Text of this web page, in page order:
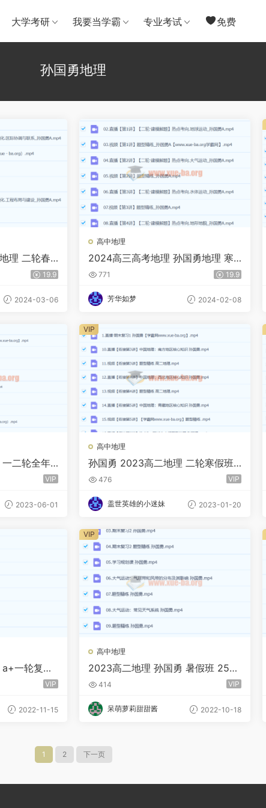
大学考研 我要当学霸 专业考试 免费
孙国勇地理
理 二轮春
19.9
2024-03-06
高中地理
2024高三高考地理 孙国勇地理 寒
假班 百度云网盘下载
771 19.9
芳华如梦 2024-02-08
二轮全年
云网盘下载
VIP
2023-06-01
高中地理
孙国勇 2023高二地理 二轮寒假班
百度云网盘下载
476 VIP
盖世英雄的小迷妹 2023-01-20
VIP
一轮复习
VIP
2022-11-15
高中地理
2023高二地理 孙国勇 暑假班 25讲
完结414 VIP
呆萌萝莉甜甜酱 2022-10-18
VIP
1 2 下一页